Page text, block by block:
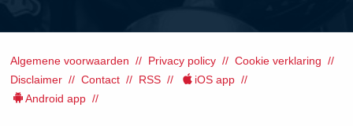
Algemene voorwaarden Privacy policy
Cookie verklaring
Disclaimer
Contact RSS
iOS app
Android app